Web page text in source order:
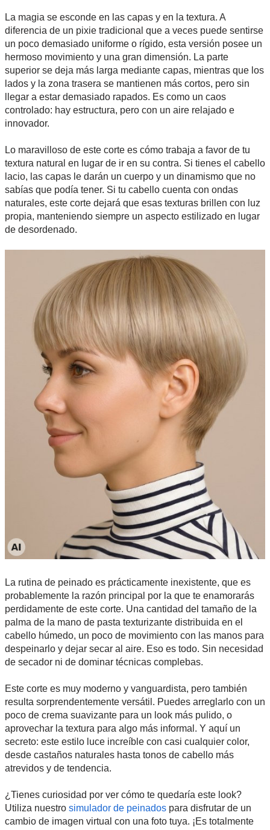
La magia se esconde en las capas y en la textura. A
diferencia de un pixie tradicional que a veces puede sentirse
un poco demasiado uniforme o rígido, esta versión posee un
hermoso movimiento y una gran dimensión. La parte
superior se deja más larga mediante capas, mientras que los
lados y la zona trasera se mantienen más cortos, pero sin
llegar a estar demasiado rapados. Es como un caos
controlado: hay estructura, pero con un aire relajado e
innovador.
Lo maravilloso de este corte es cómo trabaja a favor de tu
textura natural en lugar de ir en su contra. Si tienes el cabello
lacio, las capas le darán un cuerpo y un dinamismo que no
sabías que podía tener. Si tu cabello cuenta con ondas
naturales, este corte dejará que esas texturas brillen con luz
propia, manteniendo siempre un aspecto estilizado en lugar
de desordenado.
La rutina de peinado es prácticamente inexistente, que es
probablemente la razón principal por la que te enamorarás
perdidamente de este corte. Una cantidad del tamaño de la
palma de la mano de pasta texturizante distribuida en el
cabello húmedo, un poco de movimiento con las manos para
despeinarlo y dejar secar al aire. Eso es todo. Sin necesidad
de secador ni de dominar técnicas complebas.
Este corte es muy moderno y vanguardista, pero también
resulta sorprendentemente versátil. Puedes arreglarlo con un
poco de crema suavizante para un look más pulido, o
aprovechar la textura para algo más informal. Y aquí un
secreto: este estilo luce increíble con casi cualquier color,
desde castaños naturales hasta tonos de cabello más
atrevidos y de tendencia.
¿Tienes curiosidad por ver cómo te quedaría este look?
Utiliza nuestro simulador de peinados para disfrutar de un
cambio de imagen virtual con una foto tuya. ¡Es totalmente